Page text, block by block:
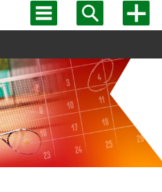
Mostrar
menú
Mostrar
buscadormás